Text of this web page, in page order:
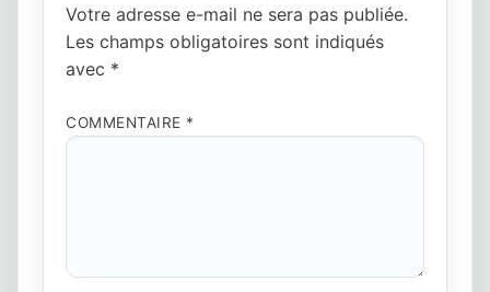
Votre adresse e-mail ne sera pas publiée.
Les champs obligatoires sont indiqués
avec *
COMMENTAIRE *